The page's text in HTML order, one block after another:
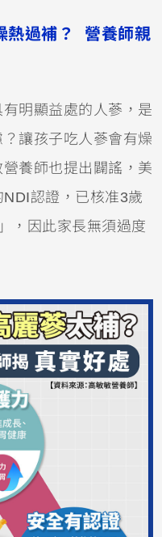
熱過補？ 營養師親
明顯益處的人蔘，是
讓孩子吃人蔘會有燥
養師也提出闢謠，美
認證，已核准3歲
，因此家長無須過度